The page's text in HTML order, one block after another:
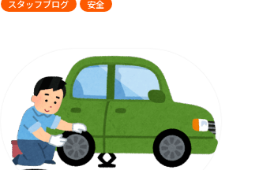
スタッフブログ
安全